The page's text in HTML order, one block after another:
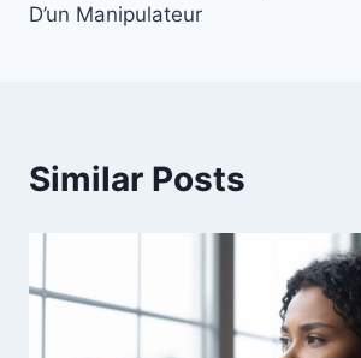
D’un Manipulateur
Similar Posts